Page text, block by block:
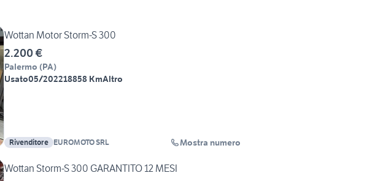
Wottan Motor Storm-S 300
2.200 €
Palermo (PA)
Usato05/202218858 KmAltro
Rivenditore EUROMOTO SRL Mostra numero
Wottan Storm-S 300 GARANTITO 12 MESI